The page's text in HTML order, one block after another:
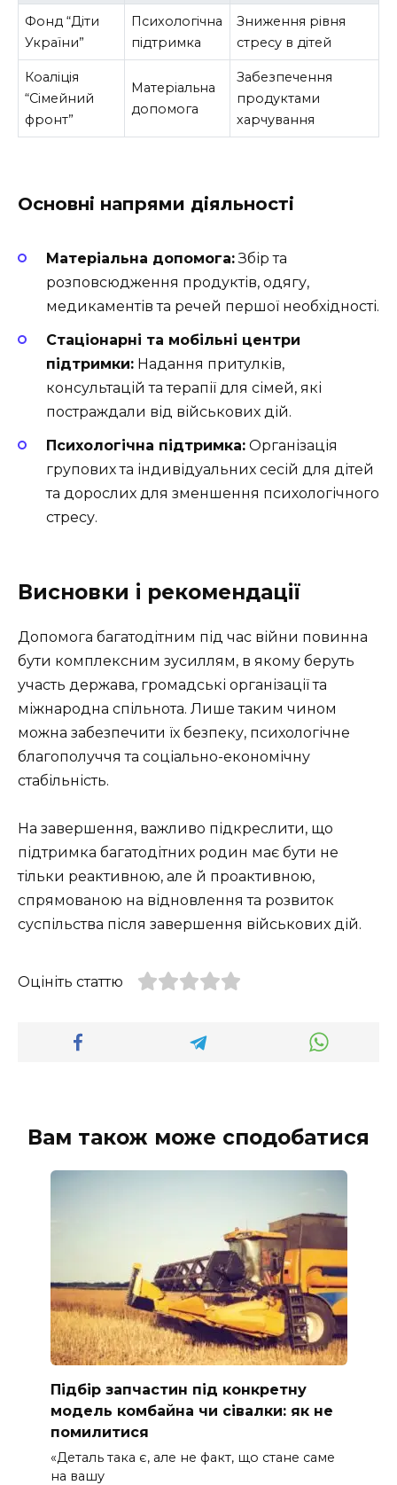
Фонд “Діти
України”
Психологічна
підтримка
Зниження рівня
стресу в дітей
Коаліція
“Сімейний
фронт”
Матеріальна
допомога
Забезпечення
продуктами
харчування
Основні напрями діяльності
Матеріальна допомога:Збір та
розповсюдження продуктів, одягу,
медикаментів та речей першої необхідності.
Стаціонарні та мобільні центри
підтримки: Надання притулків,
консультацій та терапії для сімей, які
постраждали від військових дій.
Психологічна підтримка: Організація
групових та індивідуальних сесій для дітей
та дорослих для зменшення психологічного
стресу.
Висновки і рекомендації
Допомога багатодітним під час війни повинна
бути комплексним зусиллям, в якому беруть
участь держава, громадські організації та
міжнародна спільнота. Лише таким чином
можна забезпечити їх безпеку, психологічне
благополуччя та соціально-економічну
стабільність.
На завершення, важливо підкреслити, що
підтримка багатодітних родин має бути не
тільки реактивною, але й проактивною,
спрямованою на відновлення та розвиток
суспільства після завершення військових дій.
Оцініть статтю
Вам також може сподобатися
Підбір запчастин під конкретну
модель комбайна чи сівалки: як не
помилитися
«Деталь така є, але не факт, що стане саме
на вашу